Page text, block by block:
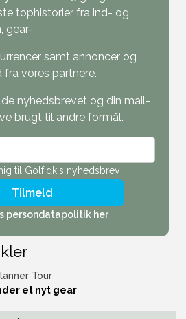
tophistorier fra ind- og
gear-
samt annoncer og
fra vores partnere.
nyhedsbrevet og din mail-
brugt til andre formål.
til Golf.dk's nyhedsbrev
Tilmeld
persondatapolitik her
Tour
et nyt gear